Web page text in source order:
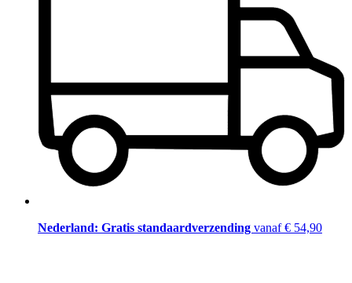
Nederland: Gratis standaardverzending vanaf € 54,90